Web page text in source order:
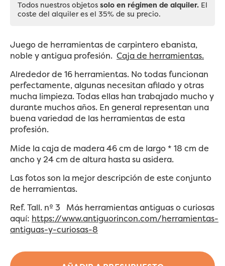
Todos nuestros objetos solo en régimen de alquiler. El
coste del alquiler es el 35% de su precio.
Juego de herramientas de carpintero ebanista,
noble y antigua profesión. Caja de herramientas.
Alrededor de 16 herramientas. No todas funcionan
perfectamente, algunas necesitan afilado y otras
mucha limpieza. Todas ellas han trabajado mucho y
durante muchos años. En general representan una
buena variedad de las herramientas de esta
profesión.
Mide la caja de madera 46 cm de largo * 18 cm de
ancho y 24 cm de altura hasta su asidera.
Las fotos son la mejor descripción de este conjunto
de herramientas.
Ref. Tall. nº 3 Más herramientas antiguas o curiosas
aquí: https://www.antiguorincon.com/herramientas-
antiguas-y-curiosas-8